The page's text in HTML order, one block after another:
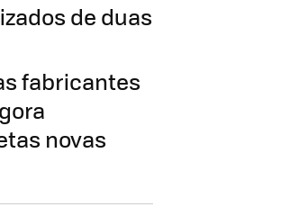
de duas
fabricantes
novas